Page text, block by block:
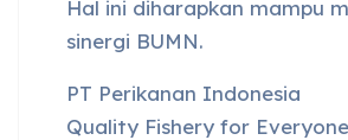
Hal ini diharapkan mampu
sinergi BUMN.
PT Perikanan Indonesia
Quality Fishery for